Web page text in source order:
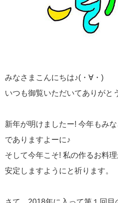
みなさまこんにちは♪(・∀・)
いつも御覧いただいてありがと
新年が明けましたー! 今年もみ
でありますよーに♪
そして今年こそ! 私の作るお料
安定しますようにと祈ります。